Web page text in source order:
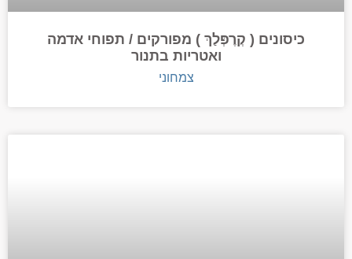
כיסונים ( קְרֶפְּלַךְ ) מפורקים / תפוחי אדמה
ואטריות בתנור
צמחוני